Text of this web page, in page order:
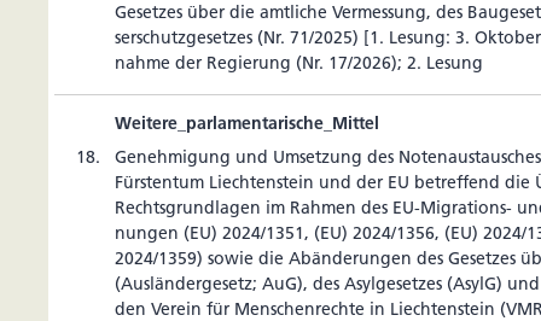
Gesetzes über die amt­liche Ver­mes­sung, des
ser­schutz­ge­setzes (Nr. 71/2025) [1. Lesung: 3.
nahme der Regie­rung (Nr. 17/2026); 2. Lesung
Weitere_parlamentarische_Mittel
18.
Geneh­mi­gung und Umset­zung des
Fürs­tentum Liech­tens­tein und der EU betref­fend die
Rechts­grund­lagen im Rahmen des EU-Migra­tions-
nungen (EU) 2024/1351, (EU) 2024/1356, (EU) 2024/
2024/1359) sowie die Abän­de­rungen des Gesetzes
(Aus­län­der­ge­setz; AuG), des Asyl­ge­setzes (AsylG)
den Verein für Men­schen­rechte in Liech­tens­tein